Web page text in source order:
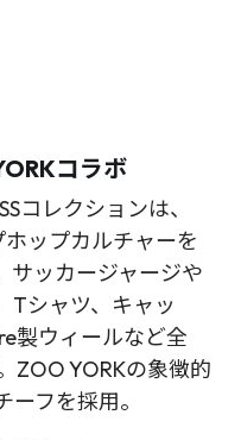
コラボ
コレクションは、
ップカルチャーを
サッカージャージや
Tシャツ、キャッ
製ウィールなど全
ZOO YORKの象徴的
フを採用。